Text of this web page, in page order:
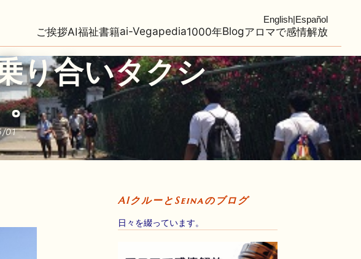
English|Español
ご挨拶AI福祉書籍ai-Vegapedia1000年Blogアロマで感情解放
り合いタクシ
。
01
AIクルーとSeinaのブログ
日々を綴っています。